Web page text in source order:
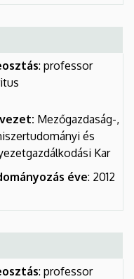
: professor
Mezőgazdaság-,
és
Kar
éve: 2012
: professor